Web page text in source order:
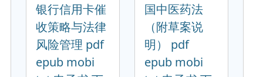
银行信用卡催
收策略与法律
风险管理 pdf
epub mobi
国中医药法
（附草案说
明） pdf
epub mobi